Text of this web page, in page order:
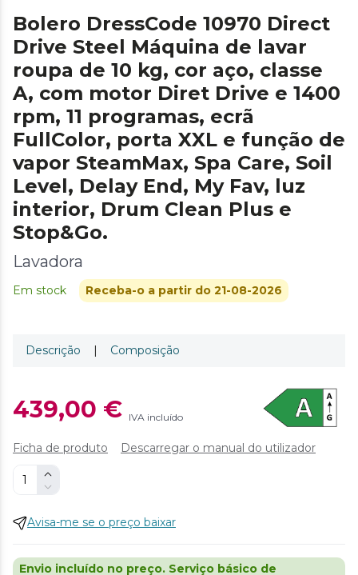
Bolero DressCode 10970 Direct
Drive Steel Máquina de lavar
roupa de 10 kg, cor aço, classe
A, com motor Diret Drive e 1400
rpm, 11 programas, ecrã
FullColor, porta XXL e função de
vapor SteamMax, Spa Care, Soil
Level, Delay End, My Fav, luz
interior, Drum Clean Plus e
Stop&Go.
Lavadora
Em stock Receba-o a partir do 21-08-2026
Descrição | Composição
439,00 € IVA incluído
Ficha de produto Descarregar o manual do utilizador
Avisa-me se o preço baixar
Envio incluído no preço. Serviço básico de